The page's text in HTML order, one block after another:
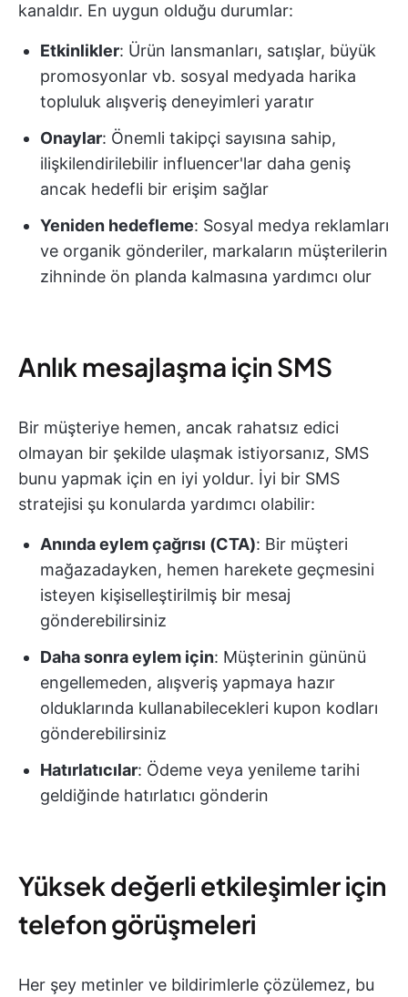
kanaldır. En uygun olduğu durumlar:
Etkinlikler: Ürün lansmanları, satışlar, büyük
promosyonlar vb. sosyal medyada harika
topluluk alışveriş deneyimleri yaratır
Onaylar: Önemli takipçi sayısına sahip,
ilişkilendirilebilir influencer'lar daha geniş
ancak hedefli bir erişim sağlar
Yeniden hedefleme: Sosyal medya reklamları
ve organik gönderiler, markaların müşterilerin
zihninde ön planda kalmasına yardımcı olur
Anlık mesajlaşma için SMS
Bir müşteriye hemen, ancak rahatsız edici
olmayan bir şekilde ulaşmak istiyorsanız, SMS
bunu yapmak için en iyi yoldur. İyi bir SMS
stratejisi şu konularda yardımcı olabilir:
Anında eylem çağrısı (CTA): Bir müşteri
mağazadayken, hemen harekete geçmesini
isteyen kişiselleştirilmiş bir mesaj
gönderebilirsiniz
Daha sonra eylem için: Müşterinin gününü
engellemeden, alışveriş yapmaya hazır
olduklarında kullanabilecekleri kupon kodları
gönderebilirsiniz
Hatırlatıcılar: Ödeme veya yenileme tarihi
geldiğinde hatırlatıcı gönderin
Yüksek değerli etkileşimler için
telefon görüşmeleri
Her şey metinler ve bildirimlerle çözülemez, bu